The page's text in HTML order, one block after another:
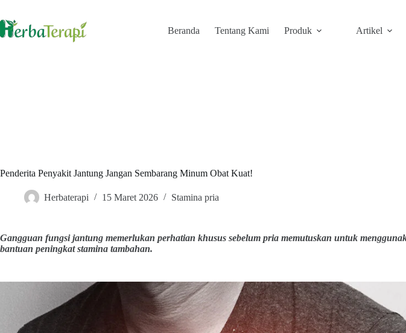
content
Beranda Tentang Kami Produk Artikel
Penderita Penyakit Jantung Jangan Sembarang Minum Obat Kuat!
Herbaterapi 15 Maret 2026 Stamina pria
Gangguan fungsi jantung memerlukan perhatian khusus sebelum pria memutuskan untuk
bantuan peningkat stamina tambahan.